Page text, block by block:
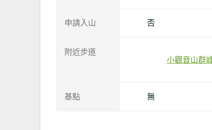
申請入山 否
附近步道
小觀音山群
基點 無